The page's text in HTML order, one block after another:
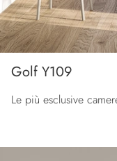
Golf Y109